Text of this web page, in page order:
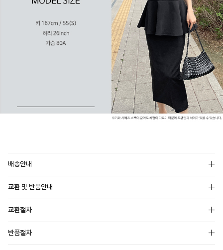
배송안내
교환 및 반품안내
교환절차
반품절차